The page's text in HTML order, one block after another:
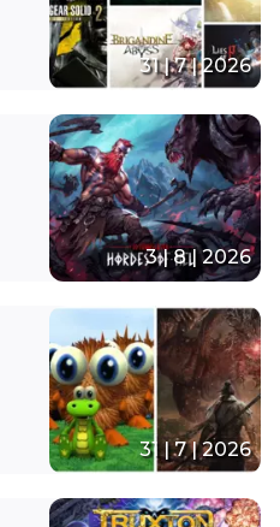
31 | 7 | 2026
3 | 8 | 2026
31 | 7 | 2026